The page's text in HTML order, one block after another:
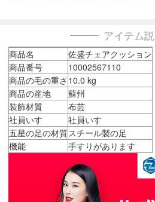
アイテム
商品名
佐盛チェアクッション
商品番号
10002567110
商品の毛の重さ 10.0 kg
商品の産地
蘇州
装飾材質
布芸
社員いす
社員いす
五星の足の材質スチール製の足
機能
手すりがあります